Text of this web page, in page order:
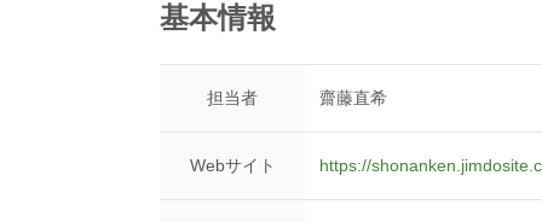
基本情報
担当者 齋藤直希
Webサイト https://